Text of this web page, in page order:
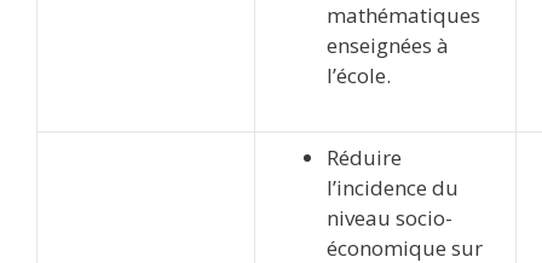
mathématiques
enseignées à
l’école.
Réduire
l’incidence du
niveau socio-
économique sur